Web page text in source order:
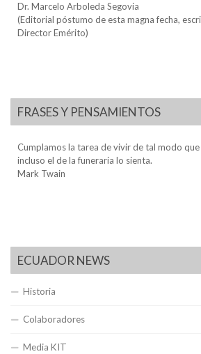
Dr. Marcelo Arboleda Segovia
(Editorial póstumo de esta magna fecha,
Director Emérito)
FRASES Y PENSAMIENTOS
Cumplamos la tarea de vivir de tal modo
incluso el de la funeraria lo sienta.
Mark Twain
ECUADOR NEWS
Historia
Colaboradores
Media KIT